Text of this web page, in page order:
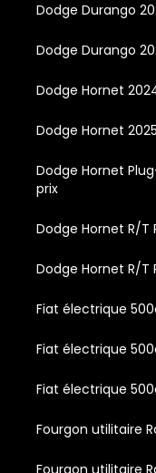
Dodge Durango
Dodge Durango
Dodge Hornet
Dodge Hornet
Dodge Hornet
prix
Dodge Hornet R/T
Dodge Hornet R/T
Fiat électrique
Fiat électrique
Fiat électrique
Fourgon utilitaire